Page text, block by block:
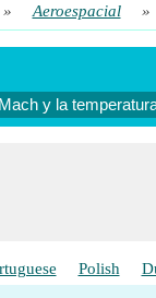
» Aeroespacial »
y la
Polish